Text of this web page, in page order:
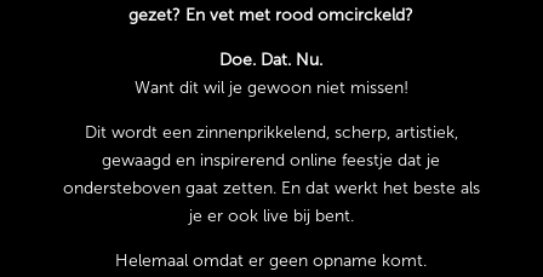
gezet? En vet met rood omcirckeld?
Doe. Dat. Nu.
Want dit wil je gewoon niet missen!
Dit wordt een zinnenprikkelend, scherp, artistiek,
gewaagd en inspirerend online feestje dat je
ondersteboven gaat zetten. En dat werkt het beste als
je er ook live bij bent.
Helemaal omdat er geen opname komt.